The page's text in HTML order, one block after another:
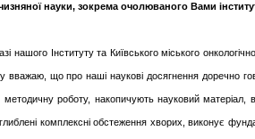
науки, зокрема очолюваного Вами
нашого Інституту та Київського міського
вважаю, що про наші наукові досягнення доречно
методичну роботу, накопичують науковий матеріал,
комплексні обстеження хворих, виконує